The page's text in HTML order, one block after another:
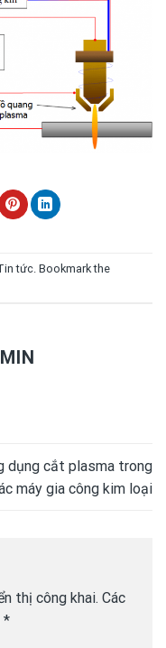
tức . Bookmark the
dụng cắt plasma trong
máy gia công kim loại
thị công khai. Các
*